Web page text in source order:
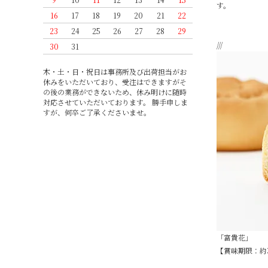
す。
///
「富貴花」
【賞味期限：
16
17 18 19 20 21
22
23
24 25 26 27 28
29
30
31
木・土・日・祝日は事務所及び出荷担当がお
休みをいただいており、受注はできますがそ
の後の業務ができないため、休み明けに随時
対応させていただいております。 勝手申しま
すが、何卒ご了承くださいませ。